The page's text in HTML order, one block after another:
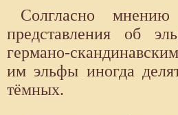
Солгласно мнению
представления об
германо-
им эльфы иногда
тёмных.